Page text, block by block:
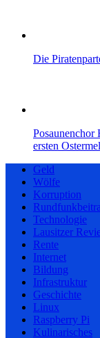
Die
Posaunenchor
ersten
Geld
Wölfe
Korruption
Technologie
Lausitzer
Rente
Internet
Bildung
Infrastruktur
Geschichte
Linux
Raspberry Pi
Kulinarisches